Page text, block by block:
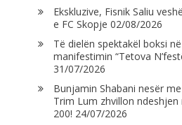
Ekskluzive, Fisnik Saliu
e FC Skopje 02/08/2026
Të dielën spektakël boksi në
manifestimin “Tetova
31/07/2026
Bunjamin Shabani nesër
Trim Lum zhvillon ndeshjen
200! 24/07/2026